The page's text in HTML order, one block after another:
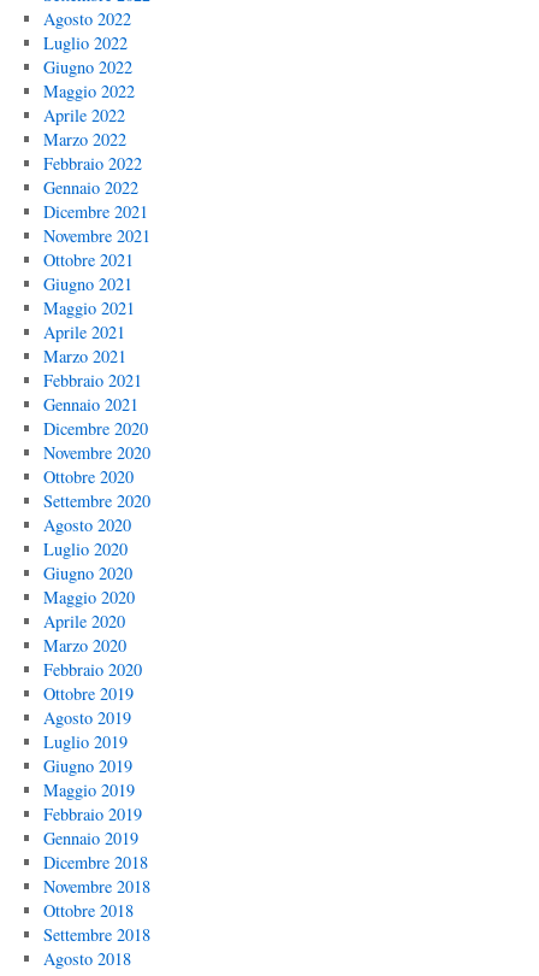
Agosto 2022
Luglio 2022
Giugno 2022
Maggio 2022
Aprile 2022
Marzo 2022
Febbraio 2022
Gennaio 2022
Dicembre 2021
Novembre 2021
Ottobre 2021
Giugno 2021
Maggio 2021
Aprile 2021
Marzo 2021
Febbraio 2021
Gennaio 2021
Dicembre 2020
Novembre 2020
Ottobre 2020
Settembre 2020
Agosto 2020
Luglio 2020
Giugno 2020
Maggio 2020
Aprile 2020
Marzo 2020
Febbraio 2020
Ottobre 2019
Agosto 2019
Luglio 2019
Giugno 2019
Maggio 2019
Febbraio 2019
Gennaio 2019
Dicembre 2018
Novembre 2018
Ottobre 2018
Settembre 2018
Agosto 2018